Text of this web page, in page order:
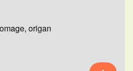
origan